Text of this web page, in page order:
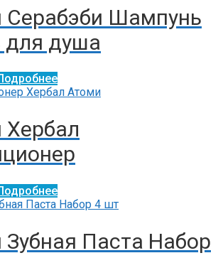
Серабэби Шампунь
для душа
Паста Набор